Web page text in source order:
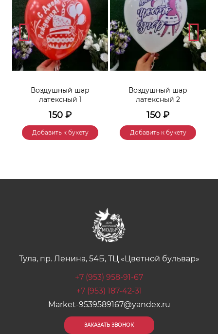
Воздушный шар
латексный 1
150 ₽
Добавить к букету
Воздушный шар
латексный 2
150 ₽
Добавить к букету
Тула, пр. Ленина, 54Б, ТЦ «Цветной бульвар»
+7 (953) 958-91-67
+7 (953) 187-42-31
Market-9539589167@yandex.ru
ЗАКАЗАТЬ ЗВОНОК